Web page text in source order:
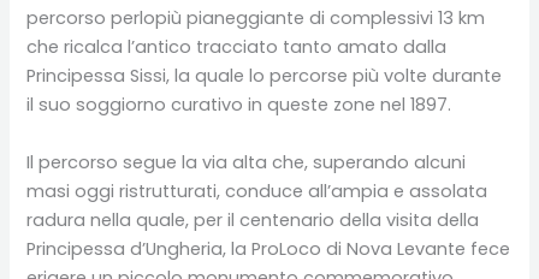
percorso perlopiù pianeggiante di complessivi 13 km
che ricalca l’antico tracciato tanto amato dalla
Principessa Sissi, la quale lo percorse più volte durante
il suo soggiorno curativo in queste zone nel 1897.
Il percorso segue la via alta che, superando alcuni
masi oggi ristrutturati, conduce all’ampia e assolata
radura nella quale, per il centenario della visita della
Principessa d’Ungheria, la ProLoco di Nova Levante fece